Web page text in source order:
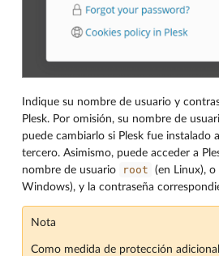
Indique su nombre de usuario y
Plesk. Por omisión, su nombre de
puede cambiarlo si Plesk fue instalado
tercero. Asimismo, puede acceder a
nombre de usuario
root (en Linux), o
Windows), y la contraseña
Nota
Como medida de protección